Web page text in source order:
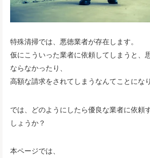
特殊清掃では、悪徳業者が存在します。
仮にこういった業者に依頼してしまうと、
ならなかったり、
高額な請求をされてしまうなんてことにな
では、どのようにしたら優良な業者に依頼
しょうか？
本ページでは、